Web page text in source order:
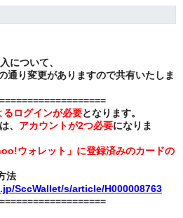
について、
通り変更がありますので共有いたしま
ログインが必要となります。
、 アカウントが2つ必要になりま
ウォレット」に登録済みのカードの
法
SccWallet/s/article/H000008763